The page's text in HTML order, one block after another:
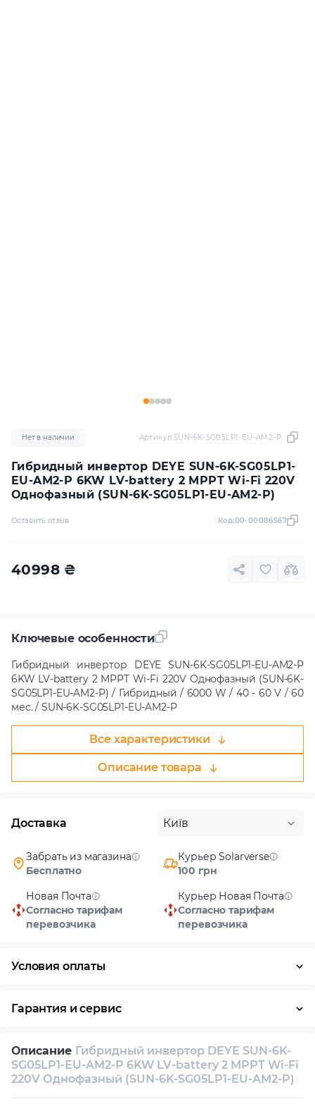
Гибридный инвертор DEYE SUN-6K-SG05LP1-
EU-AM2-P 6KW LV-battery 2 MPPT Wi-Fi 220V
Однофазный (SUN-6K-SG05LP1-EU-AM2-P)
Нет в наличии Артикул:SUN-6K-SG05LP1-EU-AM2-P
Оставить отзыв Код:00-00086567
40998 ₴
Ключевые особенности
Гибридный инвертор DEYE SUN-6K-SG05LP1-EU-AM2-P
6KW LV-battery 2 MPPT Wi-Fi 220V Однофазный (SUN-6K-
SG05LP1-EU-AM2-P) / Гибридный / 6000 W / 40 - 60 V / 60
мес. / SUN-6K-SG05LP1-EU-AM2-P
Все характеристики
Описание товара
Доставка Київ
Забрать из магазина
Бесплатно
Курьер Solarverse
100 грн
Новая Почта
Согласно тарифам
перевозчика
Курьер Новая Почта
Согласно тарифам
перевозчика
Условия оплаты
Гарантия и сервис
Собственный сервисный центр
Техническая поддержка Консультация
Описание Гибридный инвертор DEYE SUN-6K-
SG05LP1-EU-AM2-P 6KW LV-battery 2 MPPT Wi-Fi
220V Однофазный (SUN-6K-SG05LP1-EU-AM2-P)